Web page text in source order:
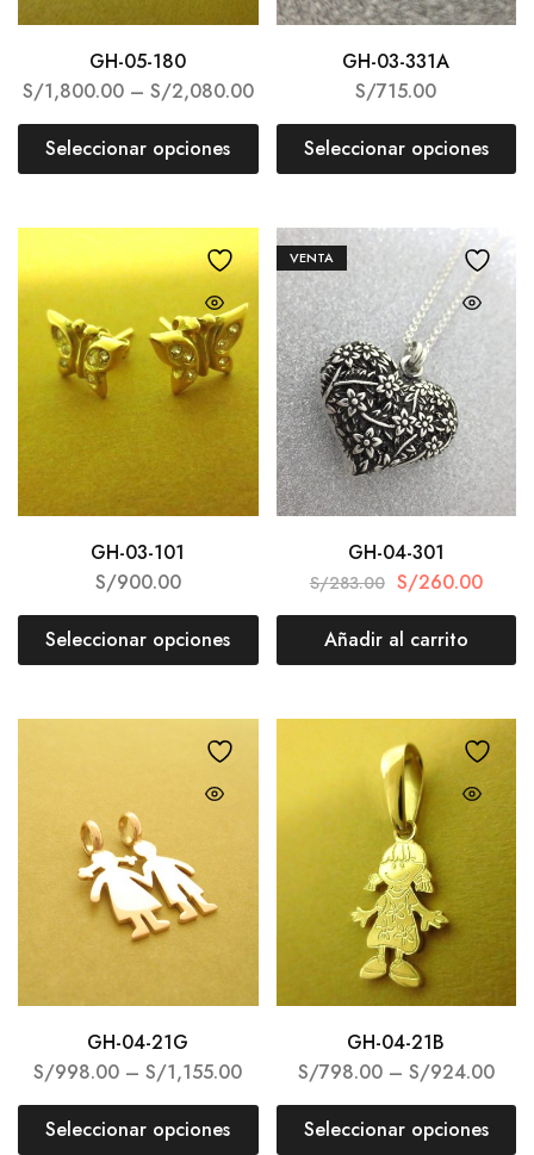
GH-05-180
S/1,800.00 – S/2,080.00
Seleccionar opciones
GH-03-331A
S/715.00
Seleccionar opciones
GH-03-101
S/900.00
Seleccionar opciones
VENTA
GH-04-301
S/283.00 S/260.00
Añadir al carrito
GH-04-21G
S/998.00 – S/1,155.00
Seleccionar opciones
GH-04-21B
S/798.00 – S/924.00
Seleccionar opciones